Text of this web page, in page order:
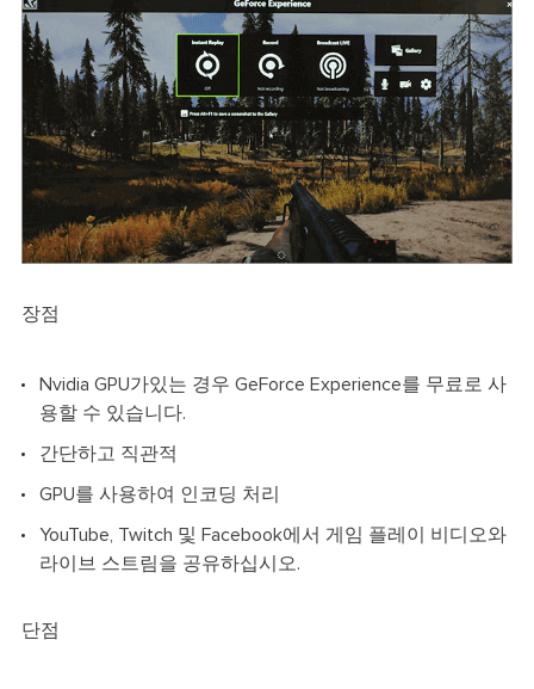
장점
Nvidia GPU가있는 경우 GeForce Experience를 무료로 사
용할 수 있습니다.
간단하고 직관적
GPU를 사용하여 인코딩 처리
YouTube, Twitch 및 Facebook에서 게임 플레이 비디오와
라이브 스트림을 공유하십시오.
단점